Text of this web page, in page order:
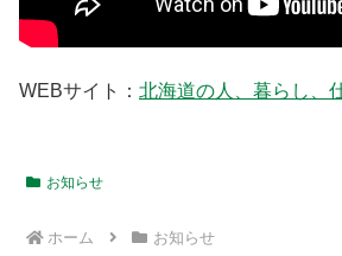
WEBサイト： 北海道の人、暮らし、
お知らせ
ホーム お知らせ